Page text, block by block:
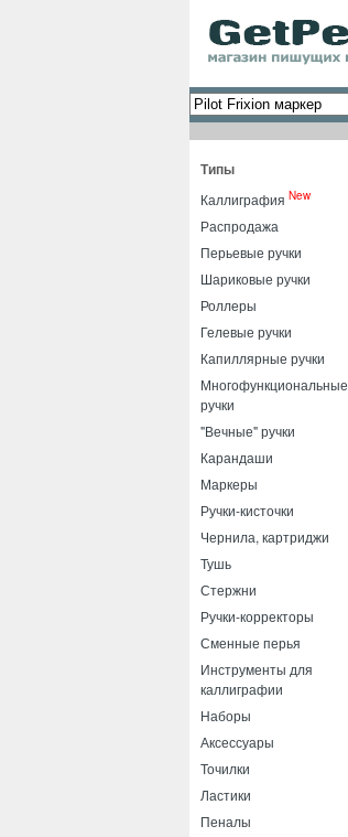
Типы
Каллиграфия New
Распродажа
Перьевые ручки
Шариковые ручки
Роллеры
Гелевые ручки
Капиллярные ручки
Многофункциональные
ручки
"Вечные" ручки
Карандаши
Маркеры
Ручки-кисточки
Чернила, картриджи
Тушь
Стержни
Ручки-корректоры
Сменные перья
Инструменты для
каллиграфии
Наборы
Аксессуары
Точилки
Ластики
Пеналы